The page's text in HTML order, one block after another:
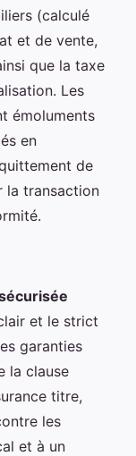
(calculé
et de vente,
que la taxe
Les
émoluments
en
de
la transaction
et le strict
garanties
la clause
titre,
les
et à un